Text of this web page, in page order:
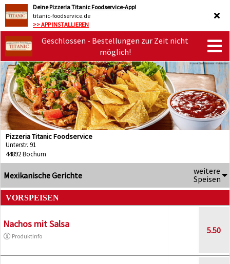
Deine Pizzeria Titanic Foodservice-App!
titanic-foodservice.de
>> APP INSTALLIEREN
Geschlossen - Bestellungen zur Zeit nicht
möglich!
Pizzeria Titanic Foodservice
Unterstr. 91
44892 Bochum
Mexikanische Gerichte
weitere
Speisen
VORSPEISEN
Nachos mit Salsa
Produktinfo
5.50